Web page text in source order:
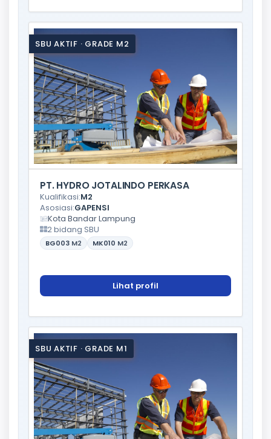
SBU AKTIF · GRADE M2
PT. HYDRO JOTALINDO PERKASA
Kualifikasi:M2
Asosiasi:GAPENSI
Kota Bandar Lampung
2 bidang SBU
BG003 M2 MK010 M2
Lihat profil
SBU AKTIF · GRADE M1